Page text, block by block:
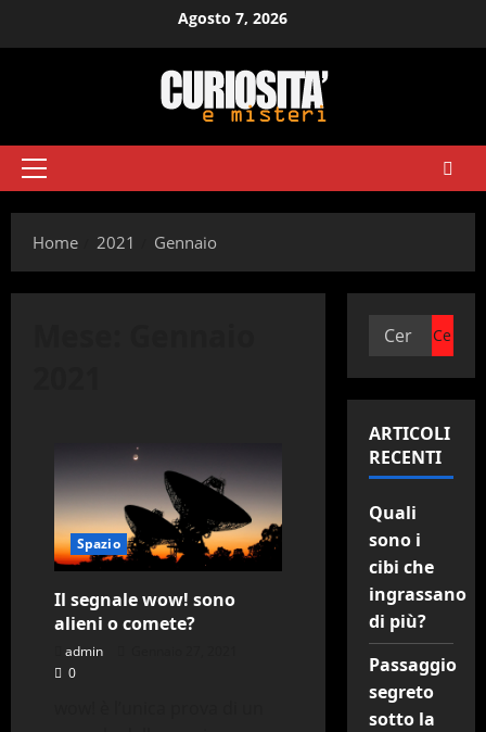
Agosto 7, 2026
Menu
Home
2021 Gennaio
Spazio
Il segnale wow! sono
alieni o comete?
admin
0
Ricerca
ARTICOLI
RECENTI
Quali
sono i
cibi che
ingrassano
di più?
Passaggio
segreto
sotto la